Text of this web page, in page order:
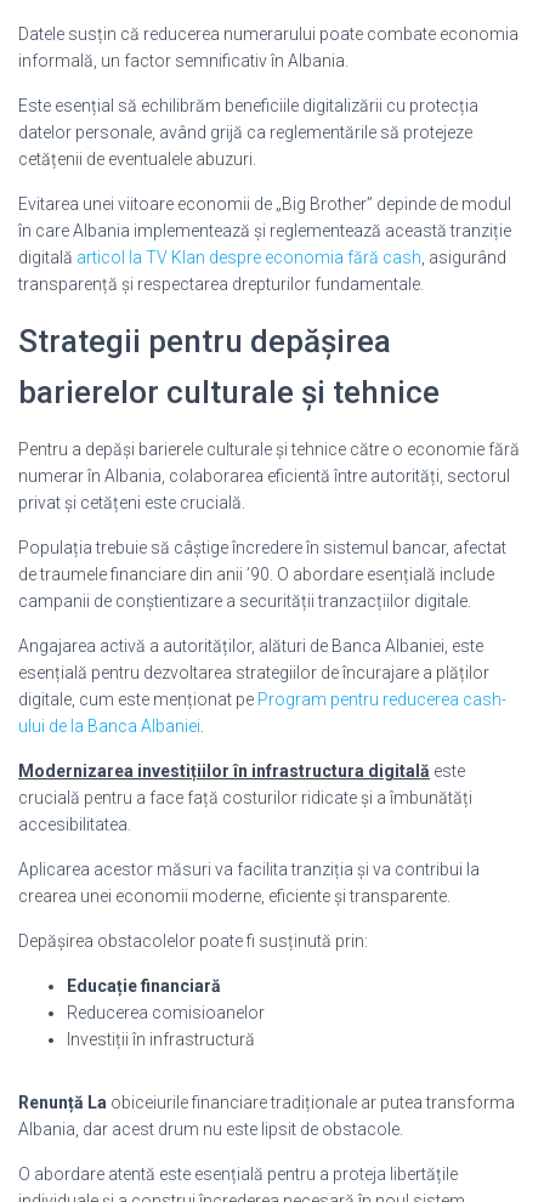
Datele susțin că reducerea numerarului poate combate economia
informală, un factor semnificativ în Albania.
Este esențial să echilibrăm beneficiile digitalizării cu protecția
datelor personale, având grijă ca reglementările să protejeze
cetățenii de eventualele abuzuri.
Evitarea unei viitoare economii de „Big Brother” depinde de modul
în care Albania implementează și reglementează această tranziție
digitală articol la TV Klan despre economia fără cash , asigurând
transparență și respectarea drepturilor fundamentale.
Strategii pentru depășirea
barierelor culturale și tehnice
Pentru a depăși barierele culturale și tehnice către o economie fără
numerar în Albania, colaborarea eficientă între autorități, sectorul
privat și cetățeni este crucială.
Populația trebuie să câștige încredere în sistemul bancar, afectat
de traumele financiare din anii ’90. O abordare esențială include
campanii de conștientizare a securității tranzacțiilor digitale.
Angajarea activă a autorităților, alături de Banca Albaniei, este
esențială pentru dezvoltarea strategiilor de încurajare a plăților
digitale, cum este menționat pe Program pentru reducerea cash-
ului de la Banca Albaniei
Modernizarea investițiilor în infrastructura digitală este
crucială pentru a face față costurilor ridicate și a îmbunătăți
accesibilitatea.
Aplicarea acestor măsuri va facilita tranziția și va contribui la
crearea unei economii moderne, eficiente și transparente.
Depășirea obstacolelor poate fi susținută prin:
Educație financiară
Reducerea comisioanelor
Investiții în infrastructură
Renunță La obiceiurile financiare tradiționale ar putea transforma
Albania, dar acest drum nu este lipsit de obstacole.
O abordare atentă este esențială pentru a proteja libertățile